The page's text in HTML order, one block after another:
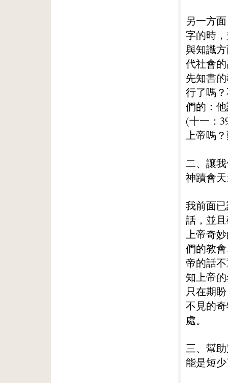
另一方
字的時
與知識
代社會
先知書
行了嗎
們的：
(十一：
上帝嗎
二、讓
神蹟會
我前面
話，並
上帝奇
們的教
帝的話
知上帝
只在期
不見的
處。
三、幫
能是短